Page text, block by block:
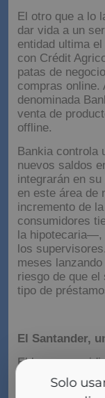
Solo
El otro que a lo
dar vida a un
entidad ultima
con Crédit
patas de
compras online.
denominada
venta de
offline.
Bankia controla
nuevos saldos
integrarán en
en este área de
incremento de
consumidores
la hipotecaria—,
los
meses
riesgo de que
tipo de
El Santander,
El banco
ecommerce de
competidores.